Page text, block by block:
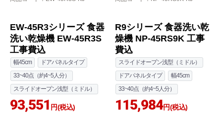
食器洗い乾燥機 NP-45
MC6T 工事セット
奥行60cm
化粧パネル一体型
スライドオープン深型（ディープ）
幅45cm
155,500円(税込)
M9シリーズ 食器洗い乾